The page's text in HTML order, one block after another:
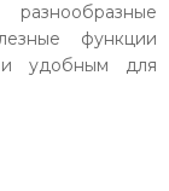
разнообразные
функции
и удобным для